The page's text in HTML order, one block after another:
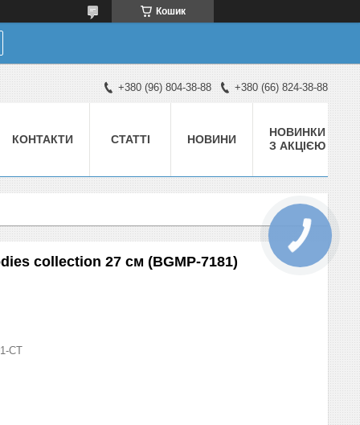
Кошик
+380 (96) 804-38-88 +380 (66) 824-38-88
КОНТАКТИ СТАТТІ НОВИНИ
НОВИНКИ
З АКЦІЄЮ
collection 27 см (BGMP-7181)
СТ